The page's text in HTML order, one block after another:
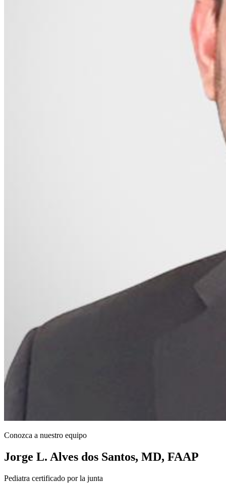
Conozca a nuestro equipo
Jorge L. Alves dos Santos, MD, FAAP
Pediatra certificado por la junta